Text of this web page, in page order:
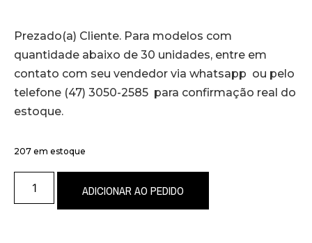
Prezado(a) Cliente. Para modelos com
quantidade abaixo de 30 unidades, entre em
contato com seu vendedor via whatsapp ou pelo
telefone (47) 3050-2585 para confirmação real do
estoque.
207 em estoque
ADICIONAR AO PEDIDO